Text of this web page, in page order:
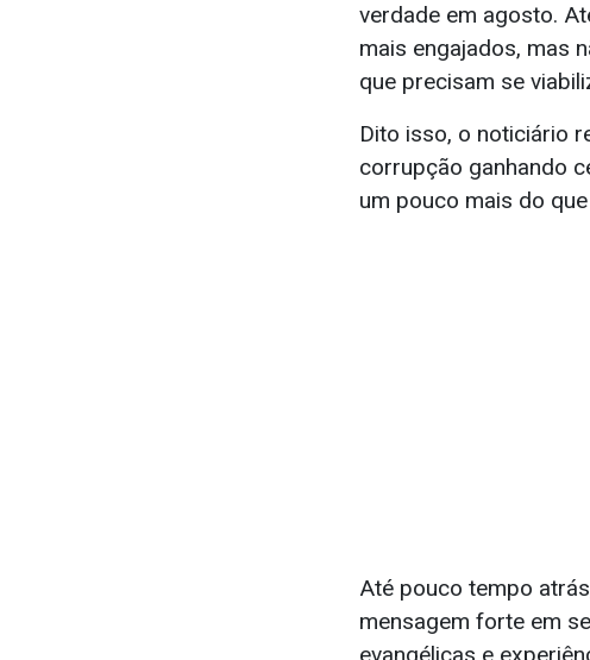
verdade em agosto.
mais engajados, mas
que precisam se
Dito isso, o noticiário
corrupção ganhando
um pouco mais do
Até pouco tempo
mensagem forte em